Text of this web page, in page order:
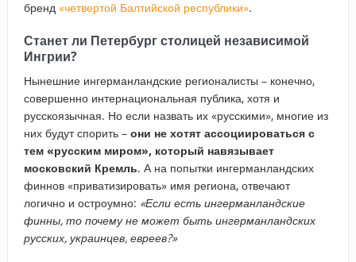
бренд «четвертой Балтийской республики».
Станет ли Петербург столицей независимой
Ингрии?
Нынешние ингерманландские регионалисты – конечно,
совершенно интернациональная публика, хотя и
русскоязычная. Но если назвать их «русскими», многие из
них будут спорить – они не хотят ассоциироваться с
тем «русским миром», который навязывает
московский Кремль. А на попытки ингерманландских
финнов «приватизировать» имя региона, отвечают
логично и остроумно: «Если есть ингерманландские
финны, то почему не может быть ингерманландских
русских, украинцев, евреев?»